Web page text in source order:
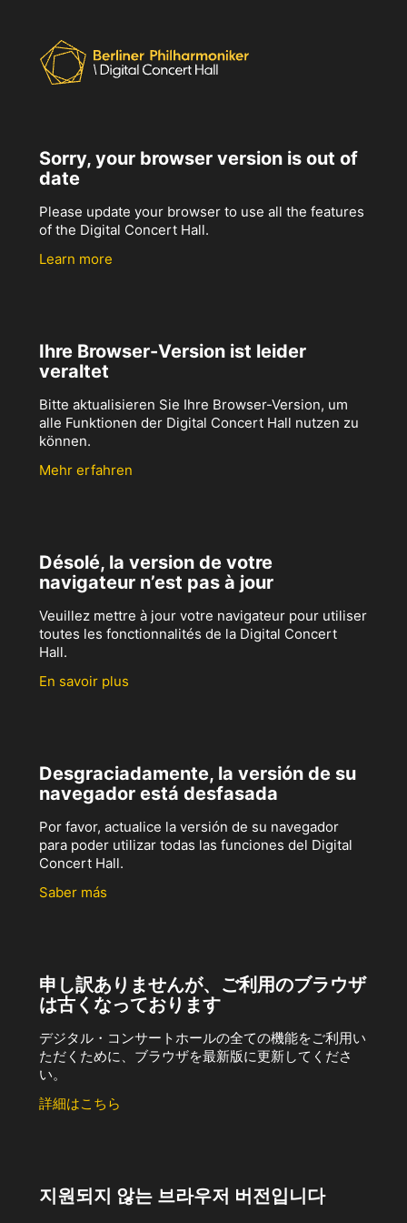
Sorry, your browser version is out of
date
Please update your browser to use all the features
of the Digital Concert Hall.
Learn more
Ihre Browser-Version ist leider
veraltet
Bitte aktualisieren Sie Ihre Browser-Version, um
alle Funktionen der Digital Concert Hall nutzen zu
können.
Mehr erfahren
Désolé, la version de votre
navigateur n’est pas à jour
Veuillez mettre à jour votre navigateur pour utiliser
toutes les fonctionnalités de la Digital Concert
Hall.
En savoir plus
Desgraciadamente, la versión de su
navegador está desfasada
Por favor, actualice la versión de su navegador
para poder utilizar todas las funciones del Digital
Concert Hall.
Saber más
申し訳ありませんが、ご利用のブラウザ
は古くなっております
デジタル・コンサートホールの全ての機能をご利用い
ただくために、ブラウザを最新版に更新してくださ
い。
詳細はこちら
지원되지 않는 브라우저 버전입니다